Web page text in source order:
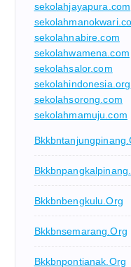
sekolahjayapura.com
sekolahnabire.com
sekolahwamena.com
sekolahsalor.com
sekolahindonesia.org
sekolahsorong.com
sekolahmamuju.com
Bkkbnbengkulu.org
Bkkbnsemarang.org
Bkkbnpontianak.org